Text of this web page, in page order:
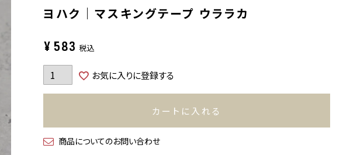
ヨハク｜マスキングテープ ウララカ
¥ 583 税込
お気に入りに登録する
カートに入れる
商品についてのお問い合わせ